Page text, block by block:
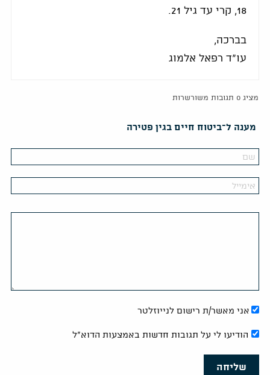
18, קרי עד גיל 21.
בברכה,
עו"ד רפאל אלמוג
מציג 0 תגובות משורשרות
מענה ל־ביטוח חיים בגין פטירה
אני מאשר/ת רישום לנייוזלטר
הודיעו לי על תגובות חדשות באמצעות הדוא"ל
שליחה